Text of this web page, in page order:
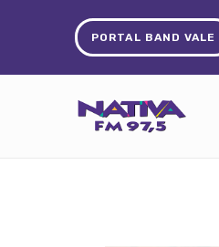
PORTAL BAND VALE